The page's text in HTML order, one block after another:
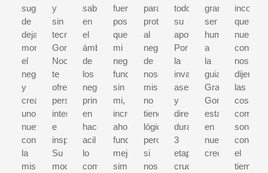
sugerencia
de
dejar
morir
el
negocio
y
crear
uno
nuevo,
con
la
misma
y
sin
tecnicismos,
Gonzalo
Nochebuena
te
ofrece
perspectivas
interesantes
e
inspiradoras.
Su
modelo
sabiduría
en
el
ámbito
de
los
negocios,
principalmente
en
hacer
acil
lo
complicado.
fuera
posible
que
mi
negocio
funcionara
sin
mi,
increíble
ahora
funciona
mejo,
simplemente
para
proteger
al
negocio
de
nosotros
mismos,
no
tiene
lógica,
pero
si
nos
todo
su
apoyo!
Por
la
invaluable
asesoria
y
direccion
durante
3
etapas
cruciales
gran
ser
humano,
a
la
guia.
Gracias
Gonzalopor
estar
en
nuestro
crecimiento
que
nuestro
nos
dijeran
las
cosas
como
son,
con
el
tiempo